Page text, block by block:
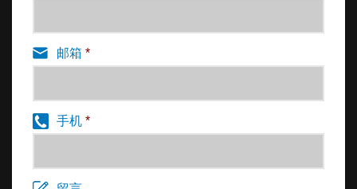
邮箱 *
手机 *